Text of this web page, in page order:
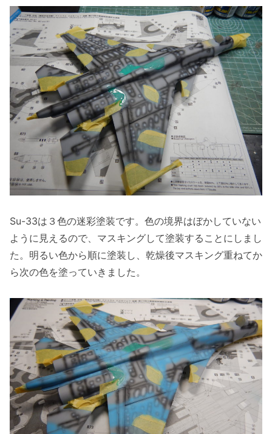
Su-33は３色の迷彩塗装です。色の境界はぼかしていない
ように見えるので、マスキングして塗装することにしまし
た。明るい色から順に塗装し、乾燥後マスキング重ねてか
ら次の色を塗っていきました。